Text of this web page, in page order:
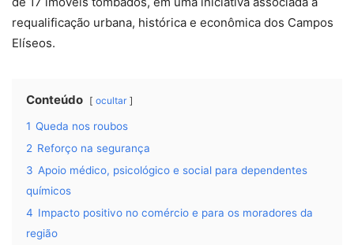
requalificação urbana, histórica e econômica dos Campos
Elíseos.
Conteúdo ocultar
1 Queda nos roubos
2 Reforço na segurança
3 Apoio médico, psicológico e social para dependentes
químicos
4 Impacto positivo no comércio e para os moradores da
região